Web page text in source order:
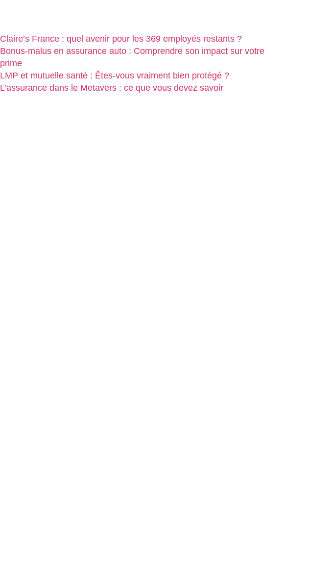
Claire’s France : quel avenir pour les 369 employés restants ?
Bonus-malus en assurance auto : Comprendre son impact sur votre
prime
LMP et mutuelle santé : Êtes-vous vraiment bien protégé ?
L’assurance dans le Metavers : ce que vous devez savoir